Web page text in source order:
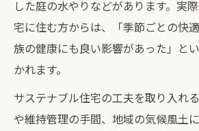
した庭の水やりなどがあります。実
宅に住む方からは、「季節ごとの快
族の健康にも良い影響があった」と
かれます。
サステナブル住宅の工夫を取り入れ
や維持管理の手間、地域の気候風土